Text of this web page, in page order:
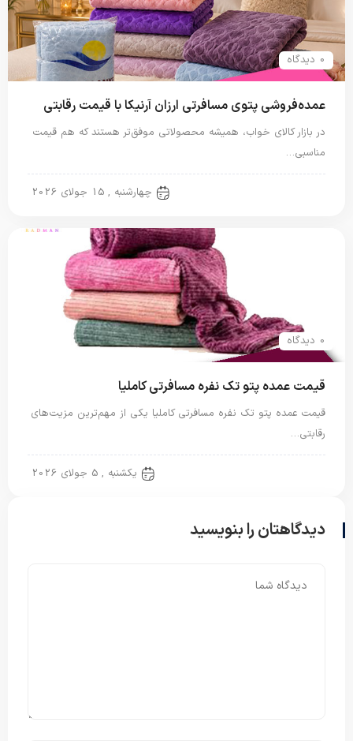
0 دیدگاه
عمده‌فروشی پتوی مسافرتی ارزان آرنیکا با قیمت رقابتی
در بازار کالای خواب، همیشه محصولاتی موفق‌تر هستند که هم قیمت
مناسبی…
چهارشنبه , 15 جولای 2026
0 دیدگاه
قیمت عمده پتو تک نفره مسافرتی کاملیا
قیمت عمده پتو تک نفره مسافرتی کاملیا یکی از مهم‌ترین مزیت‌های
رقابتی…
یکشنبه , 5 جولای 2026
دیدگاهتان را بنویسید